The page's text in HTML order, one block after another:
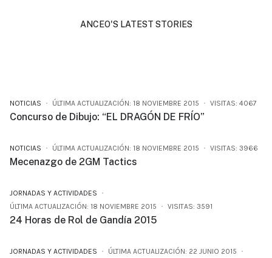
ANCEO'S LATEST STORIES
NOTICIAS ÚLTIMA ACTUALIZACIÓN: 18 NOVIEMBRE 2015 VISITAS: 4067
Concurso de Dibujo: “EL DRAGÓN DE FRÍO”
NOTICIAS ÚLTIMA ACTUALIZACIÓN: 18 NOVIEMBRE 2015 VISITAS: 3966
Mecenazgo de 2GM Tactics
JORNADAS Y ACTIVIDADES
ÚLTIMA ACTUALIZACIÓN: 18 NOVIEMBRE 2015
VISITAS: 3591
24 Horas de Rol de Gandía 2015
JORNADAS Y ACTIVIDADES
ÚLTIMA ACTUALIZACIÓN: 22 JUNIO 2015